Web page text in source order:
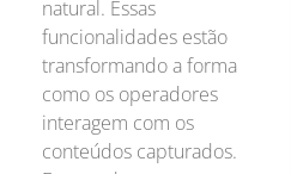
natural. Essas
funcionalidades estão
transformando a forma
como os operadores
interagem com os
conteúdos capturados.